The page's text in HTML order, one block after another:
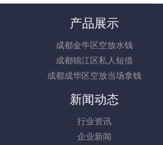
产品展示
成都金牛区空放水钱
成都锦江区私人短借
成都成华区空放当场拿钱
新闻动态
行业资讯
企业新闻